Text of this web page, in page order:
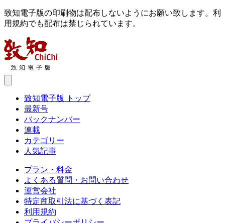
致知電子版の印刷物は配布しないようにお願い致します。利
用規約でも配布は禁じられています。
致知電子版 トップ
最新号
バックナンバー
連載
カテゴリー
人気記事
プラン・料金
よくある質問・お問い合わせ
運営会社
特定商取引法に基づく表記
利用規約